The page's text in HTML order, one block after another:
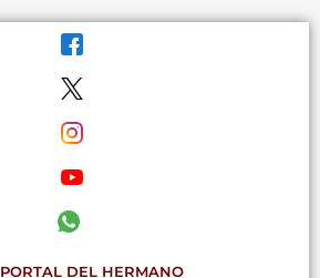
PORTAL DEL HERMANO